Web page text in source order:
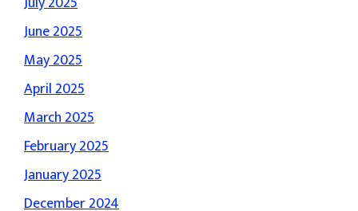
June 2025
May 2025
April 2025
March 2025
February 2025
January 2025
December 2024